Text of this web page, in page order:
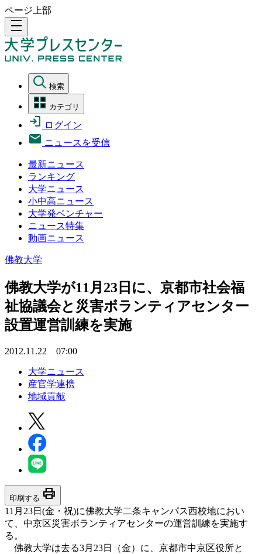
ページ上部
density_medium
検索
カテゴリ
ログイン
ニュースを受信
最新ニュース
ランキング
大学ニュース
小中高ニュース
大学発ベンチャー
ニュース特集
動画ニュース
佛教大学
佛教大学が11月23日に、京都市社会福
祉協議会と災害ボランティアセンター
設置運営訓練を実施
2012.11.22 07:00
大学ニュース
産官学連携
地域貢献
印刷する print
11月23日(金・祝)に佛教大学二条キャンパス西校地におい
て、中京区災害ボランティアセンターの運営訓練を実施す
る。
佛教大学は去る3月23日（金）に、京都市中京区役所と